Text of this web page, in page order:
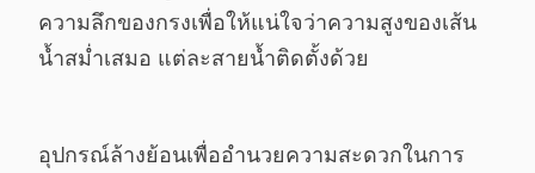
ความลึกของกรงเพื่อให้แน่ใจว่าความสูงของเส้น
น้ำสม่ำเสมอ แต่ละสายน้ำติดตั้งด้วย
อุปกรณ์ล้างย้อนเพื่ออำนวยความสะดวกในการ